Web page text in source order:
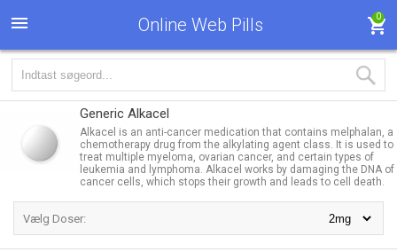
Online Web Pills 0
Generic Alkacel
Alkacel is an anti-cancer medication that contains melphalan, a
chemotherapy drug from the alkylating agent class. It is used to
treat multiple myeloma, ovarian cancer, and certain types of
leukemia and lymphoma. Alkacel works by damaging the DNA of
cancer cells, which stops their growth and leads to cell death.
Vælg Doser: